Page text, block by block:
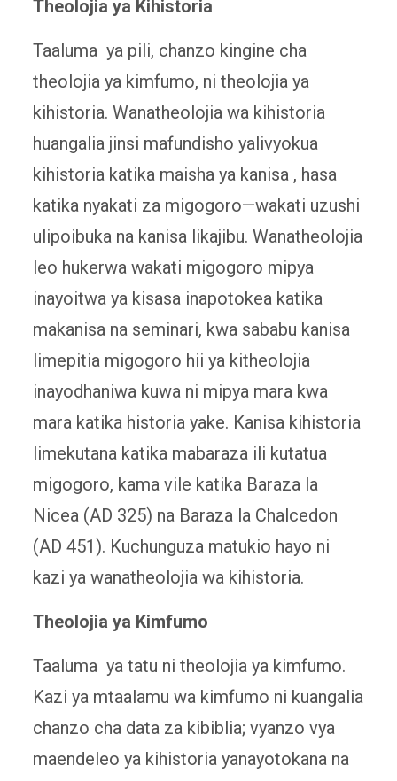
Theolojia ya Kihistoria
Taaluma ya pili, chanzo kingine cha
theolojia ya kimfumo, ni theolojia ya
kihistoria. Wanatheolojia wa kihistoria
huangalia jinsi mafundisho yalivyokua
kihistoria katika maisha ya kanisa , hasa
katika nyakati za migogoro—wakati uzushi
ulipoibuka na kanisa likajibu. Wanatheolojia
leo hukerwa wakati migogoro mipya
inayoitwa ya kisasa inapotokea katika
makanisa na seminari, kwa sababu kanisa
limepitia migogoro hii ya kitheolojia
inayodhaniwa kuwa ni mipya mara kwa
mara katika historia yake. Kanisa kihistoria
limekutana katika mabaraza ili kutatua
migogoro, kama vile katika Baraza la
Nicea (AD 325) na Baraza la Chalcedon
(AD 451). Kuchunguza matukio hayo ni
kazi ya wanatheolojia wa kihistoria.
Theolojia ya Kimfumo
Taaluma ya tatu ni theolojia ya kimfumo.
Kazi ya mtaalamu wa kimfumo ni kuangalia
chanzo cha data za kibiblia; vyanzo vya
maendeleo ya kihistoria yanayotokana na